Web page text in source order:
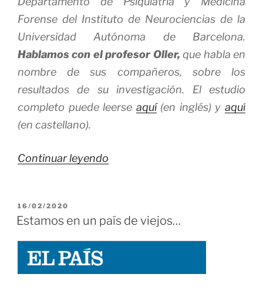
Forense del Instituto de Neurociencias de la
Universidad Autónoma de Barcelona.
Hablamos con el profesor Oller, que habla en
nombre de sus compañeros, sobre los
resultados de su investigación. El estudio
completo puede leerse aquí(en inglés) yaquí
(en castellano).
Continuar leyendo
sobre
los
PUBLICADO
EL
16/02/2020
Estamos en un país de viejos…